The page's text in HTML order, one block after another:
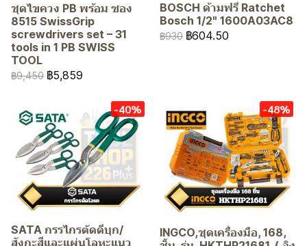
ชุดไขควง PB พร้อม ซอง
8515 SwissGrip
screwdrivers set – 31
tools in 1 PB SWISS
TOOL
฿9,450 ฿5,859
BOSCH ด้ามฟรี Ratchet
Bosch 1/2" 1600A03AC8
฿930 ฿604.50
-40%
SATA กรรไกรตัดดีบุก/
สังกะสีและแผ่นโลหะแนว
-48%
INGCO,ชุดเครื่องมือ, 168,